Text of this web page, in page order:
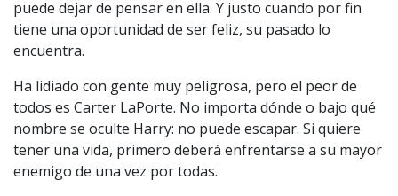
puede dejar de pensar en ella. Y justo cuando por fin
tiene una oportunidad de ser feliz, su pasado lo
encuentra.
Ha lidiado con gente muy peligrosa, pero el peor de
todos es Carter LaPorte. No importa dónde o bajo qué
nombre se oculte Harry: no puede escapar. Si quiere
tener una vida, primero deberá enfrentarse a su mayor
enemigo de una vez por todas.